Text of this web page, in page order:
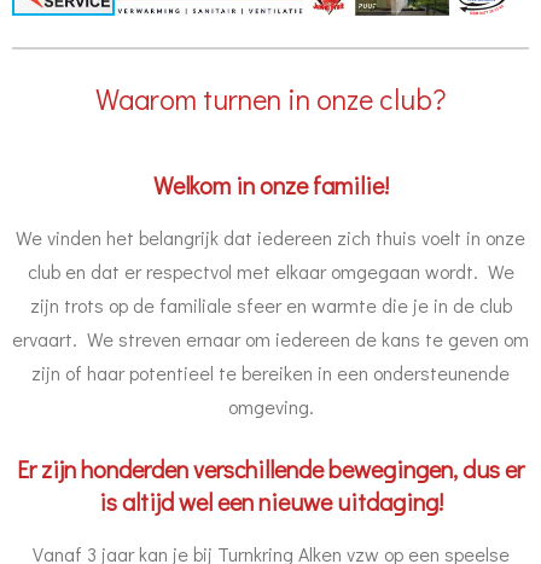
Waarom turnen in onze club?
Welkom in onze familie!
We vinden het belangrijk dat iedereen zich thuis voelt in onze
club en dat er respectvol met elkaar omgegaan wordt. We
zijn trots op de familiale sfeer en warmte die je in de club
ervaart. We streven ernaar om iedereen de kans te geven om
zijn of haar potentieel te bereiken in een ondersteunende
omgeving.
Er zijn honderden verschillende bewegingen, dus er
is altijd wel een nieuwe uitdaging!
Vanaf 3 jaar kan je bij Turnkring Alken vzw op een speelse